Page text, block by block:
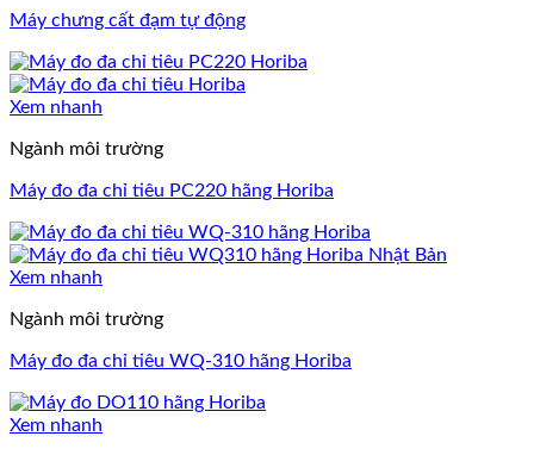
Máy chưng cất đạm tự động
Xem nhanh
Ngành môi trường
Máy đo đa chỉ tiêu PC220 hãng Horiba
Xem nhanh
Ngành môi trường
Máy đo đa chỉ tiêu WQ-310 hãng Horiba
Xem nhanh